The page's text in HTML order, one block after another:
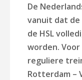
De
vanuit dat de
de HSL
worden. Voor
reguliere
Rotterdam –